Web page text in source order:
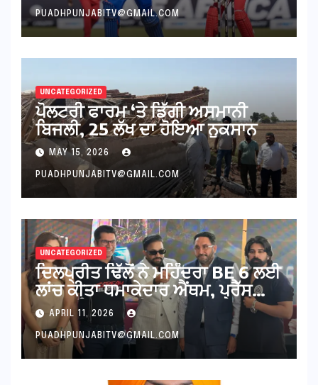
PUADHPUNJABITV@GMAIL.COM
UNCATEGORIZED
ਪੋਲਟਰੀ ਫਾਰਮ ‘ਤੇ ਡਿੱਗੀ ਅਸਮਾਨੀ
ਬਿਜਲੀ, 25 ਲੱਖ ਦਾ ਹੋਇਆ ਨੁਕਸਾਨ
MAY 15, 2026
PUADHPUNJABITV@GMAIL.COM
UNCATEGORIZED
ਦਿਲਪ੍ਰੀਤ ਢਿੱਲੋਂ ਨੇ ਮਹਿੰਦਰਾ BE 6 ਲਈ
ਲਾਂਚ ਕੀਤਾ ਧਮਾਕੇਦਾਰ ਐਂਥਮ, ਪ੍ਰੈੱਸ
ਕਾਨਫਰੰਸ ‘ਚ ਛਾਇਆ ਜਲਵਾ
APRIL 11, 2026
PUADHPUNJABITV@GMAIL.COM